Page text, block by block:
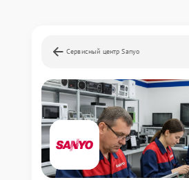
Сервисный центр Sanyo